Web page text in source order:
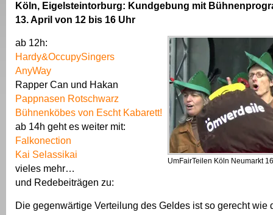
Köln, Eigelsteintorburg: Kundgebung mit
13. April von 12 bis 16 Uhr
UmFairTeilen Köln Neumarkt
ab 12h:
Hardy&OccupySingers
AnyWay
Rapper Can und Hakan
Pappnasen Rotschwarz
Bühnenköbes von Escht Kabarett!
ab 14h geht es weiter mit:
Falkonection
Kai Selassikai
vieles mehr…
und Redebeiträgen zu:
Die gegenwärtige Verteilung des Geldes ist so gerecht wie